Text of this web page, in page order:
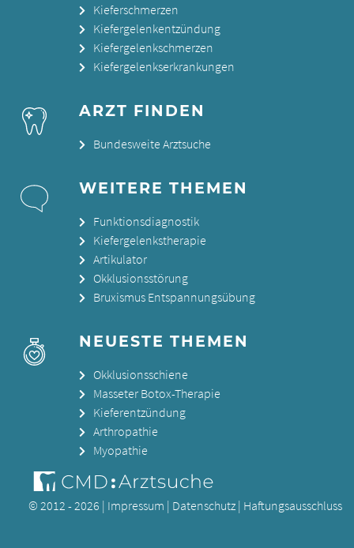
Kieferschmerzen
Kiefergelenkentzündung
Kiefergelenkschmerzen
Kiefergelenkserkrankungen
ARZT FINDEN
Bundesweite Arztsuche
WEITERE THEMEN
Funktionsdiagnostik
Kiefergelenkstherapie
Artikulator
Okklusionsstörung
Bruxismus Entspannungsübung
NEUESTE THEMEN
Okklusionsschiene
Masseter Botox-Therapie
Kieferentzündung
Arthropathie
Myopathie
© 2012 - 2026 | Impressum | Datenschutz | Haftungsausschluss